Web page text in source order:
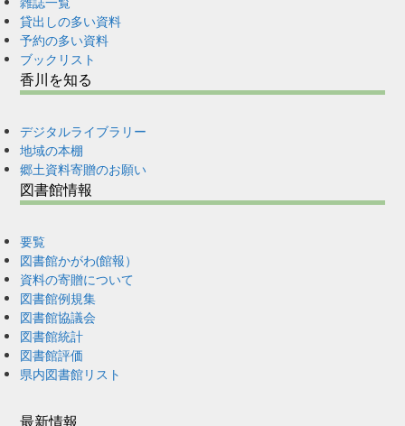
貸出しの多い資料
予約の多い資料
ブックリスト
香川を知る
デジタルライブラリー
地域の本棚
郷土資料寄贈のお願い
図書館情報
要覧
図書館かがわ(館報）
資料の寄贈について
図書館例規集
図書館協議会
図書館統計
図書館評価
県内図書館リスト
最新情報